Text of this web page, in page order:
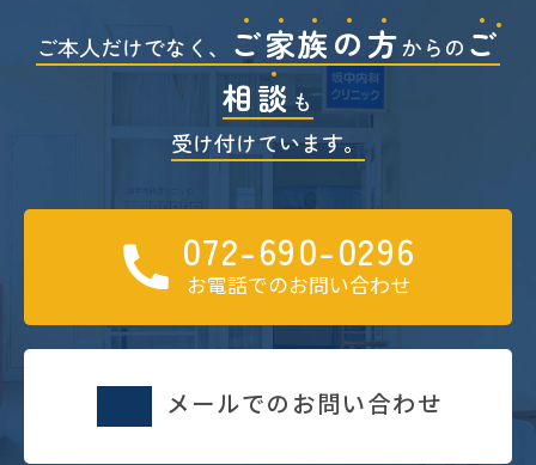
ご本人だけでなく、 ご家族の方からの ご
相談 も
受け付けています。
072-690-0296
お電話でのお問い合わせ
メールでのお問い合わせ